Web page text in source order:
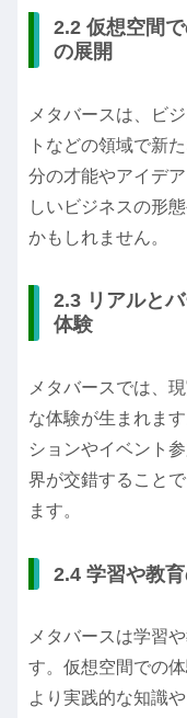
2.2 仮想空間
の展開
メタバースは、ビ
トなどの領域で新
分の才能やアイデ
しいビジネスの形
かもしれません。
2.3 リアルと
体験
メタバースでは、
な体験が生まれま
ションやイベント
界が交錯すること
ます。
2.4 学習や教
メタバースは学習
す。仮想空間での
より実践的な知識